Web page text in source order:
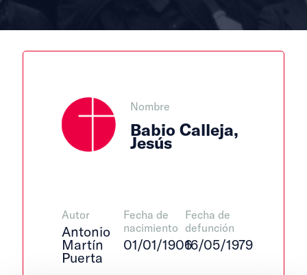
Nombre
Babio Calleja,
Jesús
Autor
Antonio
Martín
Puerta
Fecha de
nacimiento
01/01/1906
Fecha de
defunción
16/05/1979